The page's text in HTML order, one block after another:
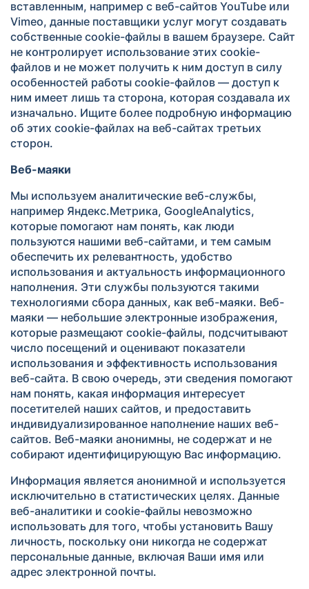
вставленным, например с веб-сайтов YouTube или
Vimeo, данные поставщики услуг могут создавать
собственные cookie-файлы в вашем браузере. Сайт
не контролирует использование этих cookie-
файлов и не может получить к ним доступ в силу
особенностей работы cookie-файлов — доступ к
ним имеет лишь та сторона, которая создавала их
изначально. Ищите более подробную информацию
об этих cookie-файлах на веб-сайтах третьих
сторон.
Веб-маяки
Мы используем аналитические веб-службы,
например Яндекс.Метрика, GoogleAnalytics,
которые помогают нам понять, как люди
пользуются нашими веб-сайтами, и тем самым
обеспечить их релевантность, удобство
использования и актуальность информационного
наполнения. Эти службы пользуются такими
технологиями сбора данных, как веб-маяки. Веб-
маяки — небольшие электронные изображения,
которые размещают cookie-файлы, подсчитывают
число посещений и оценивают показатели
использования и эффективность использования
веб-сайта. В свою очередь, эти сведения помогают
нам понять, какая информация интересует
посетителей наших сайтов, и предоставить
индивидуализированное наполнение наших веб-
сайтов. Веб-маяки анонимны, не содержат и не
собирают идентифицирующую Вас информацию.
Информация является анонимной и используется
исключительно в статистических целях. Данные
веб-аналитики и cookie-файлы невозможно
использовать для того, чтобы установить Вашу
личность, поскольку они никогда не содержат
персональные данные, включая Ваши имя или
адрес электронной почты.